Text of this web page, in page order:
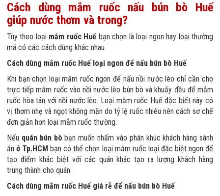
Cách dùng mắm ruốc nấu bún bò Huế
giúp nước thơm và trong?
Tùy theo loại mắm ruốc Huế bạn chọn là loại ngon hay loại thường
má có các cách dùng khác nhau
Cách dùng mắm ruốc Huế loại ngon để nấu bún bò Huế
Khi bạn chọn loại mắm ruốc ngon để nấu nồi nước lèo chỉ cần cho
trực tiếp mắm ruốc vào nồi nước lèo bún bò và khuấy đều để mắm
ruốc hòa tán với nồi nước lèo. Loại mắm ruốc Huế đặc biết này có
vị thơm nhẹ và ngọt không mặn do tỷ lệ ruốc nhiêu nên cách sơ chế
đơn giản hơn loại mắm ruốc thường.
Nếu quán bún bò bạn muốn nhấm vào phân khúc khách hàng sành
ănở Tp.HCM bạn có thể chọn loại mắm ruốc loại đặc biệt ngon để
tạo điểm khác biệt với các quán khác tạo ra lượng khách hàng
trung thành cho quán.
Cách dùng mắm ruốc Huế giá rẻ để nấu bún bò Huế